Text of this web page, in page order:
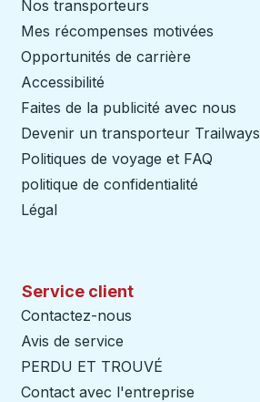
Nos transporteurs
Mes récompenses motivées
Opportunités de carrière
Accessibilité
Faites de la publicité avec nous
Devenir un transporteur Trailways
Politiques de voyage et FAQ
politique de confidentialité
Légal
Service client
Contactez-nous
Avis de service
PERDU ET TROUVÉ
Contact avec l'entreprise